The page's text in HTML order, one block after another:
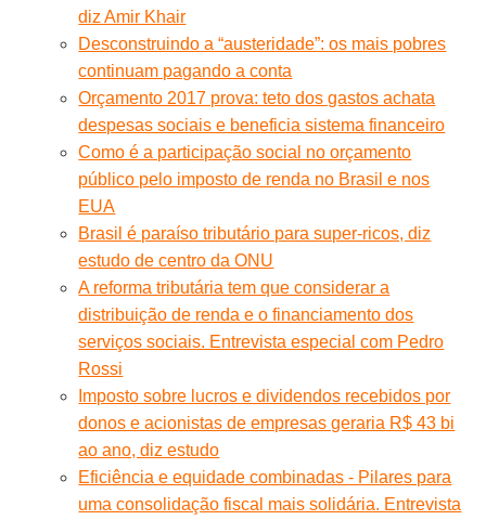
diz Amir Khair
Desconstruindo a “austeridade”: os mais pobres
continuam pagando a conta
Orçamento 2017 prova: teto dos gastos achata
despesas sociais e beneficia sistema financeiro
Como é a participação social no orçamento
público pelo imposto de renda no Brasil e nos
EUA
Brasil é paraíso tributário para super-ricos, diz
estudo de centro da ONU
A reforma tributária tem que considerar a
distribuição de renda e o financiamento dos
serviços sociais. Entrevista especial com Pedro
Rossi
Imposto sobre lucros e dividendos recebidos por
donos e acionistas de empresas geraria R$ 43 bi
ao ano, diz estudo
Eficiência e equidade combinadas - Pilares para
uma consolidação fiscal mais solidária. Entrevista